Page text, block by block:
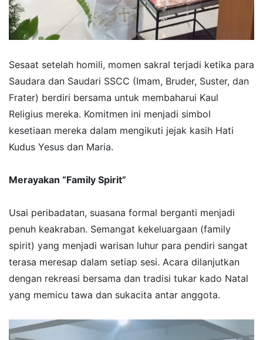
​Sesaat setelah homili, momen sakral terjadi ketika para
Saudara dan Saudari SSCC (Imam, Bruder, Suster, dan
Frater) berdiri bersama untuk membaharui Kaul
Religius mereka. Komitmen ini menjadi simbol
kesetiaan mereka dalam mengikuti jejak kasih Hati
Kudus Yesus dan Maria.
​Merayakan “Family Spirit”
​Usai peribadatan, suasana formal berganti menjadi
penuh keakraban. Semangat kekeluargaan (family
spirit) yang menjadi warisan luhur para pendiri sangat
terasa meresap dalam setiap sesi. Acara dilanjutkan
dengan rekreasi bersama dan tradisi tukar kado Natal
yang memicu tawa dan sukacita antar anggota.